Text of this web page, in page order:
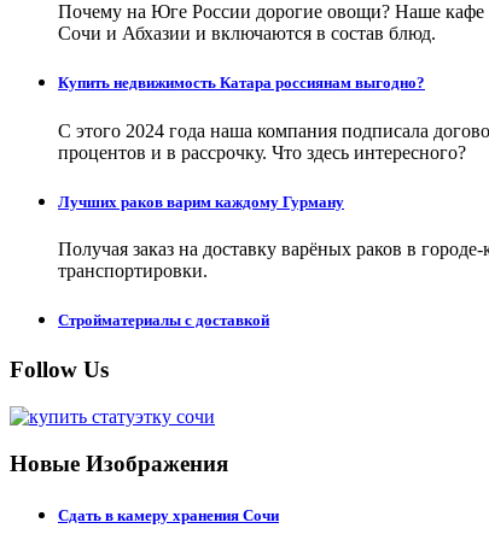
Почему на Юге России дорогие овощи? Наше кафе
Сочи и Абхазии и включаются в состав блюд.
Купить недвижимость Катара россиянам выгодно?
С этого 2024 года наша компания подписала
процентов и в рассрочку. Что здесь интересного?
Лучших раков варим каждому Гурману
Получая заказ на доставку варёных раков в
транспортировки.
Стройматериалы с доставкой
Follow Us
Новые Изображения
Сдать в камеру хранения Сочи